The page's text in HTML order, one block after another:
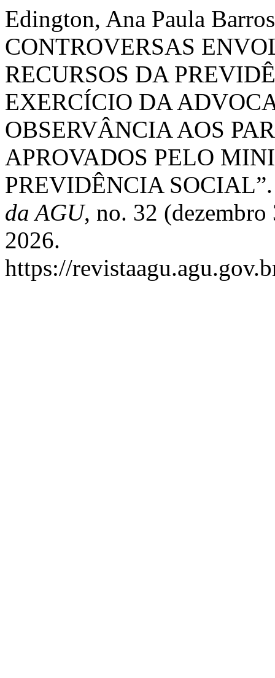
Edington, Ana Paula
CONTROVERSAS
RECURSOS DA
EXERCÍCIO DA
OBSERVÂNCIA AOS
APROVADOS PELO
PREVIDÊNCIA
da AGU, no. 32 (dezembro
2026.
https://